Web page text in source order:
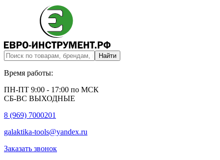
Время работы:
ПН-ПТ 9:00 - 17:00 по МСК
СБ-ВС ВЫХОДНЫЕ
8 (969) 7000201
galaktika-tools@yandex.ru
Заказать звонок